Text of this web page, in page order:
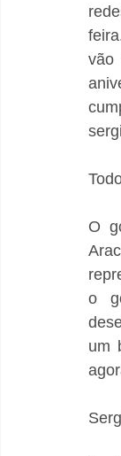
vão
O
o
um